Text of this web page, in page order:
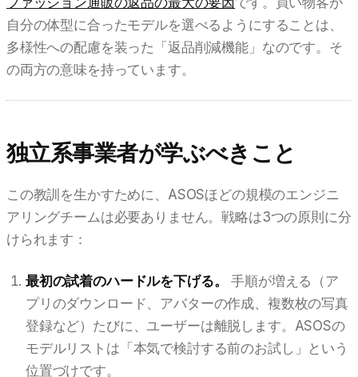
自分の体型に合ったモデルを選べるようにすることは、
多様性への配慮を装った「返品削減機能」なのです。そ
の両方の意味を持っています。
独立系事業者が学ぶべきこと
この教訓を生かすために、ASOSほどの規模のエンジニ
アリングチームは必要ありません。戦略は3つの原則に分
けられます：
最初の試着のハードルを下げる。
手順が増える（ア
プリのダウンロード、アバターの作成、複数枚の写真
登録など）たびに、ユーザーは離脱します。ASOSの
モデルリストは「本気で検討する前のお試し」という
位置づけです。